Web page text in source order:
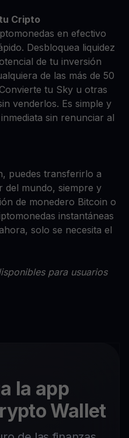
Cripto
en efectivo
Desbloquea liquidez
de tu inversión
de las más de 50
tu Sky u otras
venderlos. Es simple y
sin renunciar al
puedes transferirlo a
del mundo, siempre y
de monedero Bitcoin o
instantáneas
solo se necesita el
para usuarios
la app
Wallet